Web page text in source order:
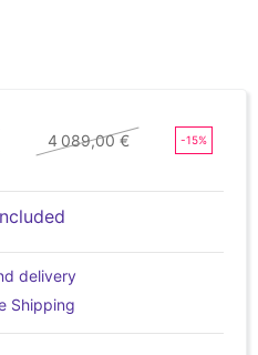
4 089,00 € -15%
delivery
Shipping